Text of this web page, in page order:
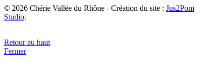
© 2026 Chérie Vallée du Rhône - Création du site : Jus2Pom
Studio.
Retour au haut
Fermer